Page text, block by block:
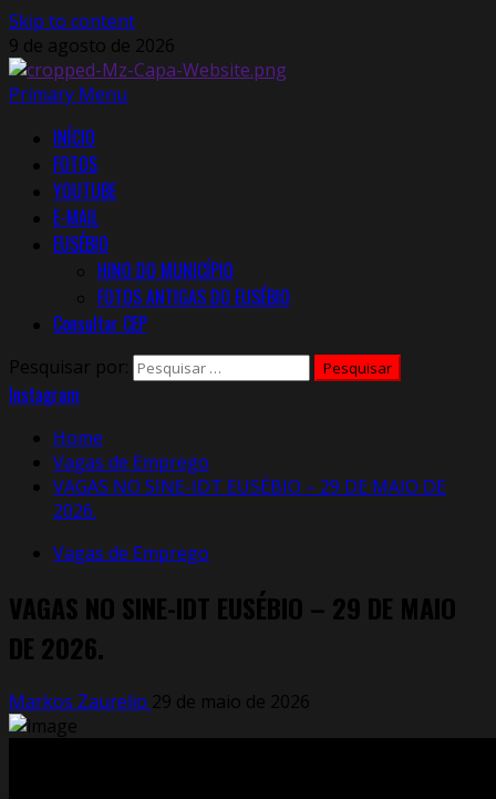
Skip to content
9 de agosto de 2026
Primary Menu
INÍCIO
FOTOS
YOUTUBE
E-MAIL
EUSÉBIO
HINO DO MUNICÍPIO
FOTOS ANTIGAS DO EUSÉBIO
Consultar CEP
Pesquisar por:
Instagram
Home
Vagas de Emprego
VAGAS NO SINE-IDT EUSÉBIO – 29 DE MAIO DE
2026.
Vagas de Emprego
VAGAS NO SINE-IDT EUSÉBIO – 29 DE MAIO
DE 2026.
Markos Zaurelio 29 de maio de 2026